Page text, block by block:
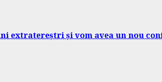
extratereștri și vom avea un nou